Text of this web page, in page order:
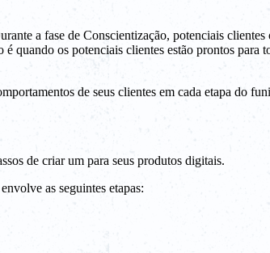
a fase de Conscientização, potenciais
quando os potenciais clientes estão prontos para
de seus clientes em cada etapa do
de criar um para seus produtos digitais.
as seguintes etapas: